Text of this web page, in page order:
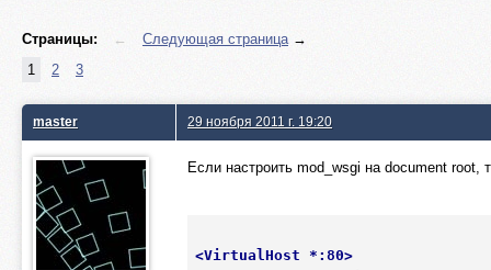
Страницы: ← Следующая страница→
1
2 3
master 29 ноября 2011 г. 19:20
Если настроить mod_wsgi на document
<VirtualHost * :80>